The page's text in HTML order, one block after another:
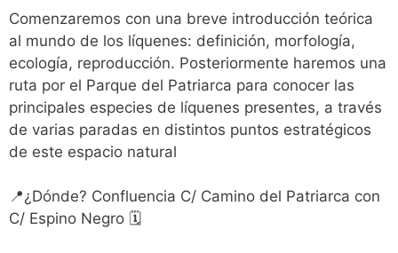
Comenzaremos con una breve introducción teórica
al mundo de los líquenes: definición, morfología,
ecología, reproducción. Posteriormente haremos una
ruta por el Parque del Patriarca para conocer las
principales especies de líquenes presentes, a través
de varias paradas en distintos puntos estratégicos
de este espacio natural
📍¿Dónde? Confluencia C/ Camino del Patriarca con
C/ Espino Negro 🗓️